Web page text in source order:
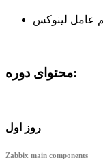
عامل لینوکس
محتوای دوره:
روز اول
Zabbix main components